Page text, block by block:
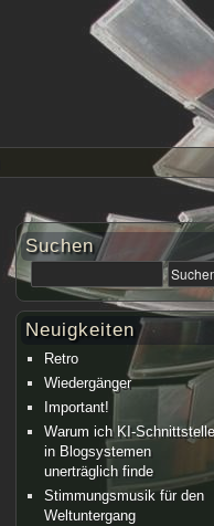
Suchen
Neuigkeiten
Retro
Wiedergänger
Important!
Warum ich KI-
in Blogsystemen
unerträglich finde
Stimmungsmusik für den
Weltuntergang